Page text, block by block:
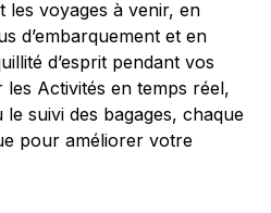
les voyages à venir, en
d’embarquement et en
d’esprit pendant vos
Activités en temps réel,
suivi des bagages, chaque
pour améliorer votre